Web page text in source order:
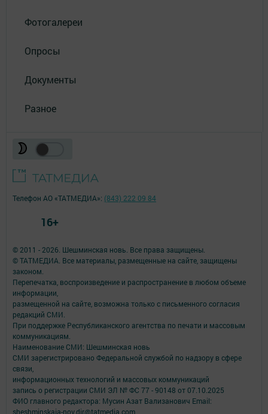
Фотогалереи
Опросы
Документы
Разное
© 2011 - 2026. Шешминская новь. Все права защищены.
© ТАТМЕДИА. Все материалы, размещенные на сайте, защищены
законом.
Перепечатка, воспроизведение и распространение в любом объеме
информации,
размещенной на сайте, возможна только с письменного согласия
редакций СМИ.
При поддержке Республиканского агентства по печати и массовым
коммуникациям.
Наименование СМИ: Шешминская новь
СМИ зарегистрировано Федеральной службой по надзору в сфере
связи,
информационных технологий и массовых коммуникаций
запись о регистрации СМИ ЭЛ № ФС 77 - 90148 от 07.10.2025
ФИО главного редактора: Мусин Азат Вализанович Email:
sheshminskaja-nov.dir@tatmedia.com
Телефон АО «ТАТМЕДИА»: (843) 222 09 84
16+